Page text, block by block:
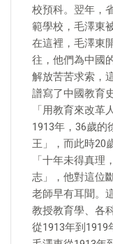
校預科。翌年，
範學校，毛澤東
在這裡，毛澤東
往，他們為中國
解放苦苦求索，
譜寫了中國教育
「用教育來改革
1913年，36歲的
王」，而此時20
「十年未得真
志」，他對這位
老師早有耳聞。
教授教育學、各
從1913年到1919